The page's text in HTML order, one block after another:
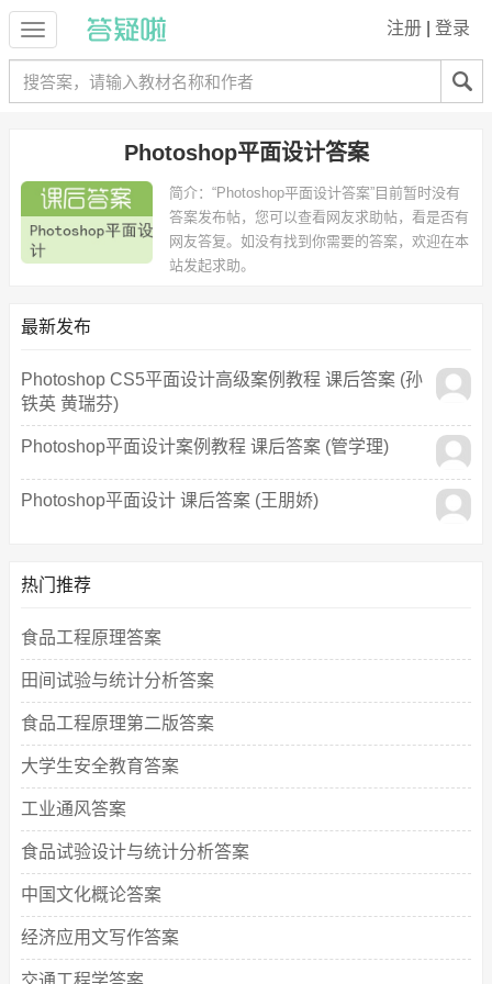
注册 登录
Photoshop平面设计答案
简介： “Photoshop平面设计答案”目前暂时没有
答案发布帖，您可以查看网友求助帖，看是否有
网友答复。如没有找到你需要的答案，欢迎在本
站发起求助。
最新发布
Photoshop CS5平面设计高级案例教程 课后答案 (孙
铁英 黄瑞芬)
Photoshop平面设计案例教程 课后答案 (管学理)
Photoshop平面设计 课后答案 (王朋娇)
热门推荐
食品工程原理答案
田间试验与统计分析答案
食品工程原理第二版答案
大学生安全教育答案
工业通风答案
食品试验设计与统计分析答案
中国文化概论答案
经济应用文写作答案
交通工程学答案